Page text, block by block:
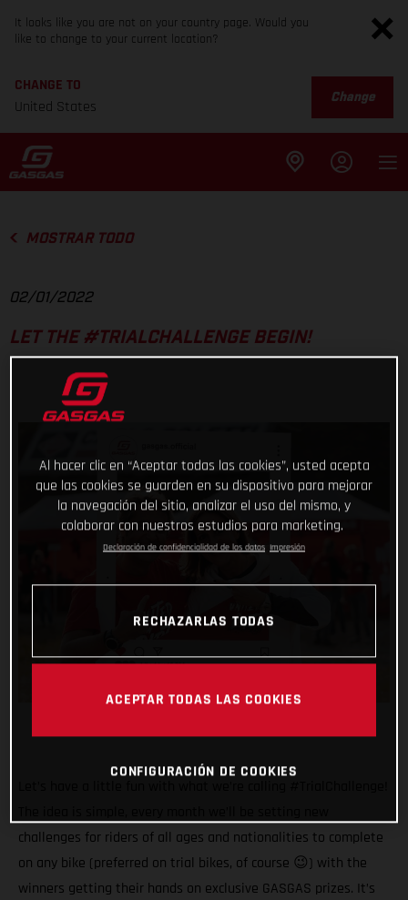
It looks like you are not on your country page. Would you
like to change to your current location?
CHANGE TO
United States
Change
MOSTRAR TODO
02/01/2022
LET THE #TRIALCHALLENGE BEGIN!
challenges for riders of all ages and nationalities to complete
on any bike (preferred on trial bikes, of course 😉) with the
winners getting their hands on exclusive GASGAS prizes. It’s
Al hacer clic en “Aceptar todas las cookies”, usted acepta
que las cookies se guarden en su dispositivo para mejorar
la navegación del sitio, analizar el uso del mismo, y
colaborar con nuestros estudios para marketing.
Declaración de confidencialidad de los datos Impresión
RECHAZARLAS TODAS
ACEPTAR TODAS LAS COOKIES
CONFIGURACIÓN DE COOKIES